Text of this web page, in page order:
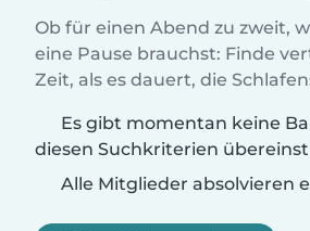
Ob für einen Abend zu zweit,
eine Pause brauchst: Finde
Zeit, als es dauert, die
Es gibt momentan keine
diesen Suchkriterien
Alle Mitglieder absolvieren